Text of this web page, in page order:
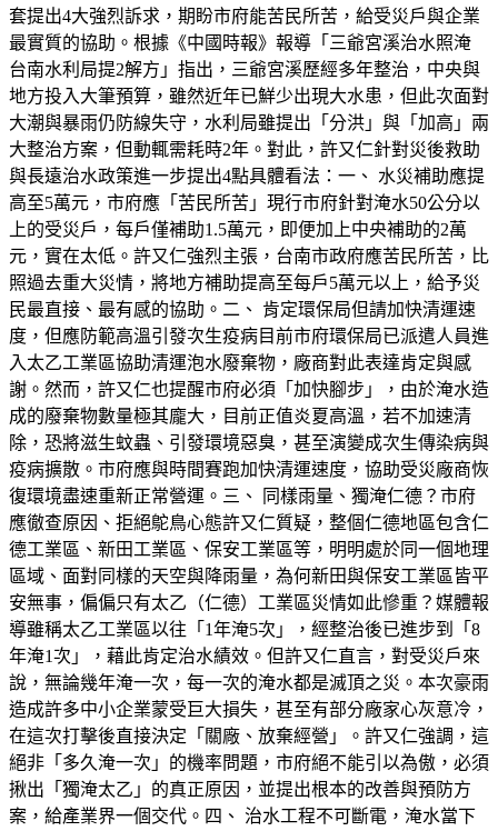
套提出4大強烈訴求，期盼市府能苦民所苦，給受災戶與企業
最實質的協助。根據《中國時報》報導「三爺宮溪治水照淹
台南水利局提2解方」指出，三爺宮溪歷經多年整治，中央與
地方投入大筆預算，雖然近年已鮮少出現大水患，但此次面對
大潮與暴雨仍防線失守，水利局雖提出「分洪」與「加高」兩
大整治方案，但動輒需耗時2年。對此，許又仁針對災後救助
與長遠治水政策進一步提出4點具體看法：一、 水災補助應提
高至5萬元，市府應「苦民所苦」現行市府針對淹水50公分以
上的受災戶，每戶僅補助1.5萬元，即便加上中央補助的2萬
元，實在太低。許又仁強烈主張，台南市政府應苦民所苦，比
照過去重大災情，將地方補助提高至每戶5萬元以上，給予災
民最直接、最有感的協助。二、 肯定環保局但請加快清運速
度，但應防範高溫引發次生疫病目前市府環保局已派遣人員進
入太乙工業區協助清運泡水廢棄物，廠商對此表達肯定與感
謝。然而，許又仁也提醒市府必須「加快腳步」，由於淹水造
成的廢棄物數量極其龐大，目前正值炎夏高溫，若不加速清
除，恐將滋生蚊蟲、引發環境惡臭，甚至演變成次生傳染病與
疫病擴散。市府應與時間賽跑加快清運速度，協助受災廠商恢
復環境盡速重新正常營運。三、 同樣雨量、獨淹仁德？市府
應徹查原因、拒絕鴕鳥心態許又仁質疑，整個仁德地區包含仁
德工業區、新田工業區、保安工業區等，明明處於同一個地理
區域、面對同樣的天空與降雨量，為何新田與保安工業區皆平
安無事，偏偏只有太乙（仁德）工業區災情如此慘重？媒體報
導雖稱太乙工業區以往「1年淹5次」，經整治後已進步到「8
年淹1次」，藉此肯定治水績效。但許又仁直言，對受災戶來
說，無論幾年淹一次，每一次的淹水都是滅頂之災。本次豪雨
造成許多中小企業蒙受巨大損失，甚至有部分廠家心灰意冷，
在這次打擊後直接決定「關廠、放棄經營」。許又仁強調，這
絕非「多久淹一次」的機率問題，市府絕不能引以為傲，必須
揪出「獨淹太乙」的真正原因，並提出根本的改善與預防方
案，給產業界一個交代。四、 治水工程不可斷電，淹水當下